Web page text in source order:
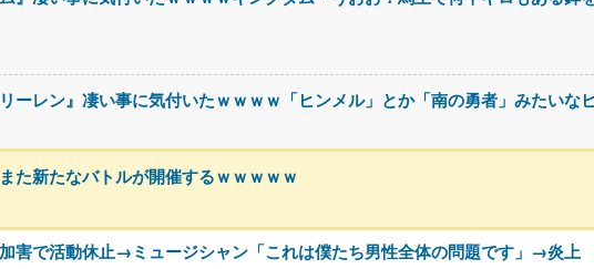
リーレン』凄い事に気付いたｗｗｗｗ「ヒンメル」とか「南の勇者」みたい
た新たなバトルが開催するｗｗｗｗｗ
加害で活動休止→ミュージシャン「これは僕たち男性全体の問題です」→炎上